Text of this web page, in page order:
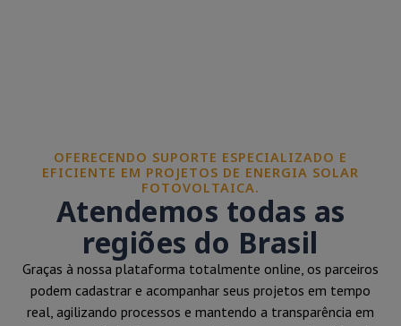
OFERECENDO SUPORTE ESPECIALIZADO E
EFICIENTE EM PROJETOS DE ENERGIA SOLAR
FOTOVOLTAICA.
Atendemos todas as
regiões do Brasil
Graças à nossa plataforma totalmente online, os parceiros
podem cadastrar e acompanhar seus projetos em tempo
real, agilizando processos e mantendo a transparência em